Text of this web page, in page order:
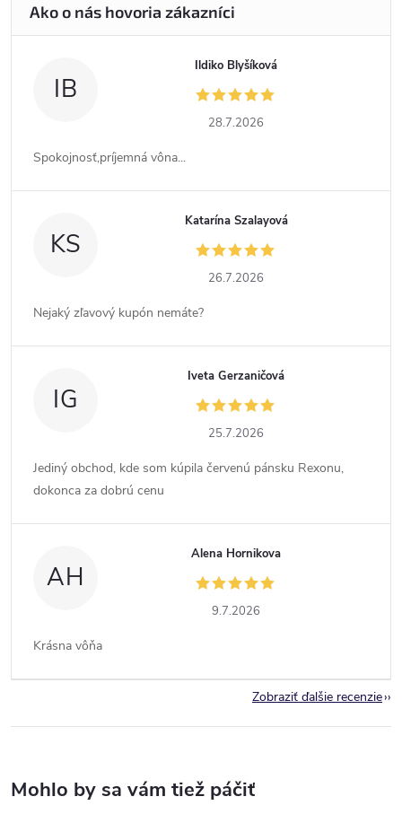
IB
Ildiko Blyšíková
28.7.2026
Spokojnosť,príjemná vôna...
KS
Katarína Szalayová
26.7.2026
Nejaký zľavový kupón nemáte?
IG
Iveta Gerzaničová
25.7.2026
Jediný obchod, kde som kúpila červenú pánsku Rexonu,
dokonca za dobrú cenu
AH
Alena Hornikova
9.7.2026
Krásna vôňa
Zobraziť ďalšie recenzie